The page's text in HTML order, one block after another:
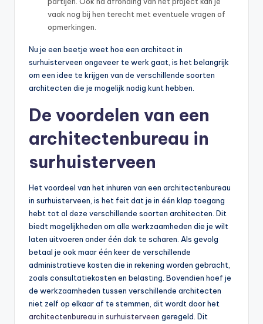
vaak nog bij hen terecht met eventuele vragen of
opmerkingen.
Nu je een beetje weet hoe een architect in
surhuisterveen ongeveer te werk gaat, is het belangrijk
om een idee te krijgen van de verschillende soorten
architecten die je mogelijk nodig kunt hebben.
De voordelen van een
architectenbureau in
surhuisterveen
Het voordeel van het inhuren van een architectenbureau
in surhuisterveen, is het feit dat je in één klap toegang
hebt tot al deze verschillende soorten architecten. Dit
biedt mogelijkheden om alle werkzaamheden die je wilt
laten uitvoeren onder één dak te scharen. Als gevolg
betaal je ook maar één keer de verschillende
administratieve kosten die in rekening worden gebracht,
zoals consultatiekosten en belasting. Bovendien hoef je
de werkzaamheden tussen verschillende architecten
niet zelf op elkaar af te stemmen, dit wordt door het
architectenbureau in surhuisterveen geregeld. Dit